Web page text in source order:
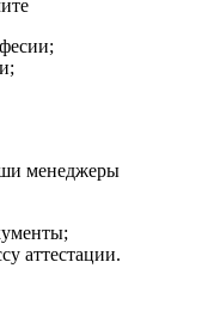
менеджеры
аттестации.